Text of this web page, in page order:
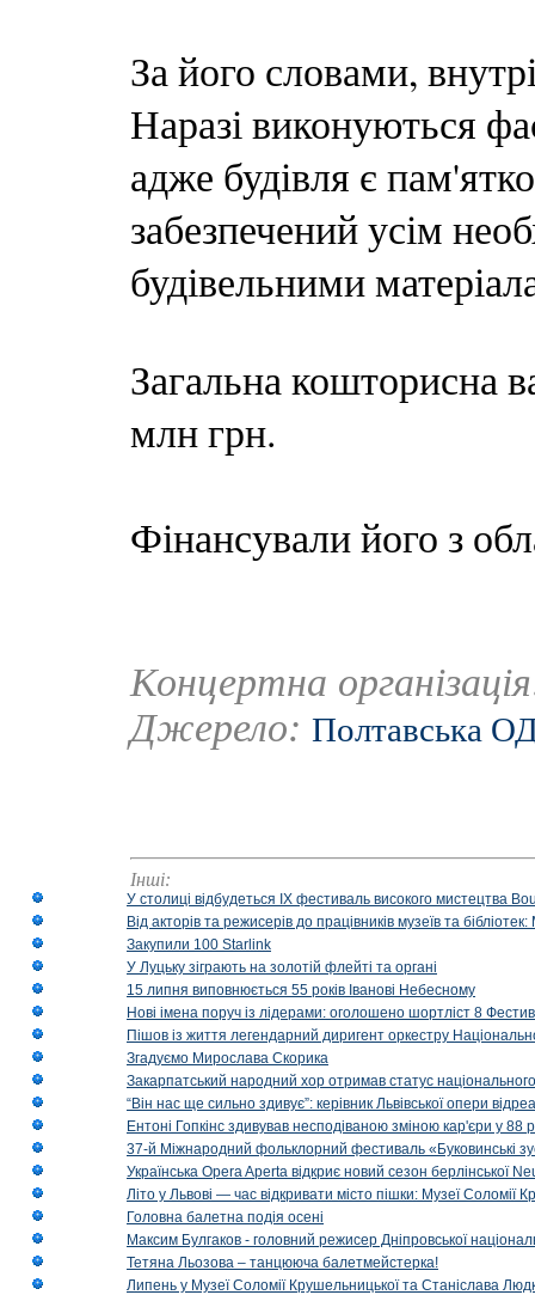
За його словами,
Наразі виконуються
адже будівля є
забезпечений усім
будівельними
Загальна кошторисна
млн грн.
Фінансували його з
Концертна
Джерело: Полтавська
Інші:
У столиці відбудеться IX фестиваль високого мистецтва
Від акторів та режисерів до працівників музеїв та
Закупили 100 Starlink
У Луцьку зіграють на золотій флейті та органі
15 липня виповнюється 55 років Іванові Небесному
Нові імена поруч із лідерами: оголошено шортліст 8
Пішов із життя легендарний диригент оркестру
Згадуємо Мирослава Скорика
Закарпатський народний хор отримав статус національного
“Він нас ще сильно здивує”: керівник Львівської опери
Ентоні Гопкінс здивував несподіваною зміною кар'єри у 88
37-й Міжнародний фольклорний фестиваль «Буковинські
Українська Opera Aperta відкриє новий сезон берлінської
Літо у Львові — час відкривати місто пішки: Музеї Соломії
Головна балетна подія осені
Максим Булгаков - головний режисер Дніпровської
Тетяна Льозова – танцююча балетмейстерка!
Липень у Музеї Соломії Крушельницької та Станіслава